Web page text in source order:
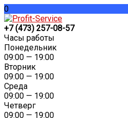
0
+7 (473) 257-08-57
Часы работы
Понедельник
09:00 — 19:00
Вторник
09:00 — 19:00
Среда
09:00 — 19:00
Четверг
09:00 — 19:00